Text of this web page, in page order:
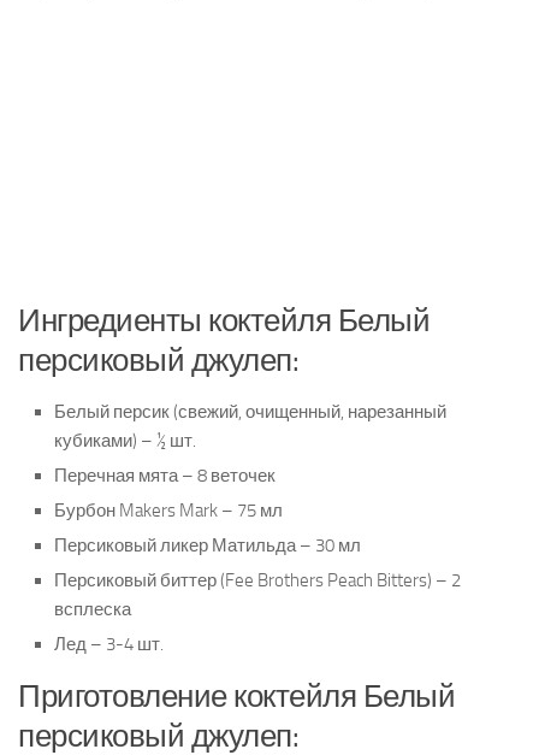
Ингредиенты коктейля Белый
персиковый джулеп:
Белый персик (свежий, очищенный, нарезанный
кубиками) – ½ шт.
Перечная мята – 8 веточек
Бурбон Makers Mark – 75 мл
Персиковый ликер Матильда – 30 мл
Персиковый биттер (Fee Brothers Peach Bitters) – 2
всплеска
Лед – 3-4 шт.
Приготовление коктейля Белый
персиковый джулеп: